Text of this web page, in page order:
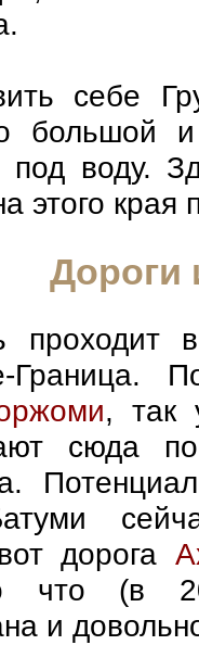
себе
и
под воду.
этого края
Дороги
проходит
Граница.
, так
сюда
дорога
что (в
и